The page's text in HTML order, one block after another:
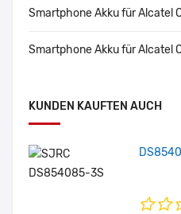
Smartphone Akku für Alcatel
Smartphone Akku für Alcatel
KUNDEN KAUFTEN AUCH